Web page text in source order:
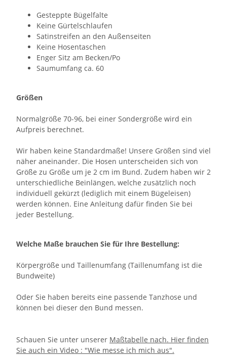
Gesteppte Bügelfalte
Keine Gürtelschlaufen
Satinstreifen an den Außenseiten
Keine Hosentaschen
Enger Sitz am Becken/Po
Saumumfang ca. 60
Größen
Normalgröße 70-96, bei einer Sondergröße wird ein
Aufpreis berechnet.
Wir haben keine Standardmaße! Unsere Größen sind viel
näher aneinander. Die Hosen unterscheiden sich von
Größe zu Größe um je 2 cm im Bund. Zudem haben wir 2
unterschiedliche Beinlängen, welche zusätzlich noch
individuell gekürzt (lediglich mit einem Bügeleisen)
werden können. Eine Anleitung dafür finden Sie bei
jeder Bestellung.
Welche Maße brauchen Sie für Ihre Bestellung:
Körpergröße und Taillenumfang (Taillenumfang ist die
Bundweite)
Oder Sie haben bereits eine passende Tanzhose und
können bei dieser den Bund messen.
Schauen Sie unter unserer Maßtabelle nach. Hier finden
Sie auch ein Video : "Wie messe ich mich aus".